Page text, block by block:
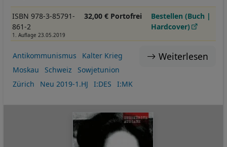
ISBN 978-3-85791-
861-2
1. Auflage 23.05.2019
32,00 € Portofrei
Bestellen (Buch |
Hardcover)
Weiterlesen
Antikommunismus
Kalter Krieg
Moskau
Schweiz
Sowjetunion
Zürich
Neu 2019-1.HJ I:DES I:MK